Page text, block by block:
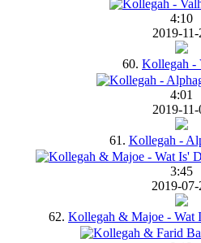
4:10
2019-11-
60. Kollegah -
4:01
2019-11-
61. Kollegah -
3:45
2019-07-
62. Kollegah & Majoe - Wat